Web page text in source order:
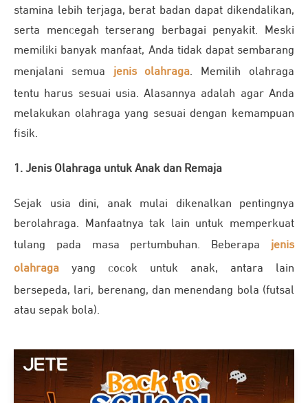
stamina lebih terjaga, berat badan dapat dikendalikan,
serta mencegah terserang berbagai penyakit. Meski
memiliki banyak manfaat, Anda tidak dapat sembarang
menjalani semua jenis olahraga. Memilih olahraga
tentu harus sesuai usia. Alasannya adalah agar Anda
melakukan olahraga yang sesuai dengan kemampuan
fisik.
1. Jenis Olahraga untuk Anak dan Remaja
Sejak usia dini, anak mulai dikenalkan pentingnya
berolahraga. Manfaatnya tak lain untuk memperkuat
tulang pada masa pertumbuhan. Beberapa jenis
olahraga yang cocok untuk anak, antara lain
bersepeda, lari, berenang, dan menendang bola (futsal
atau sepak bola).